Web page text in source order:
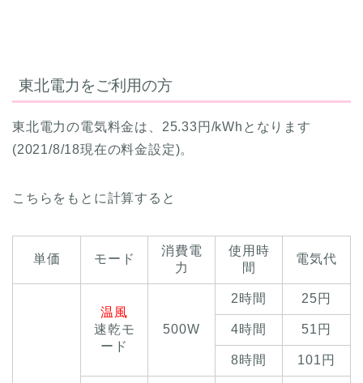
東北電力をご利用の方
東北電力の電気料金は、25.33円/kWhとなります
(2021/8/18現在の料金設定)。
こちらをもとに計算すると
単価 モード
消費電
力
使用時
間
電気代
温風
速乾モ
ード
500W
2時間 25円
4時間 51円
8時間 101円